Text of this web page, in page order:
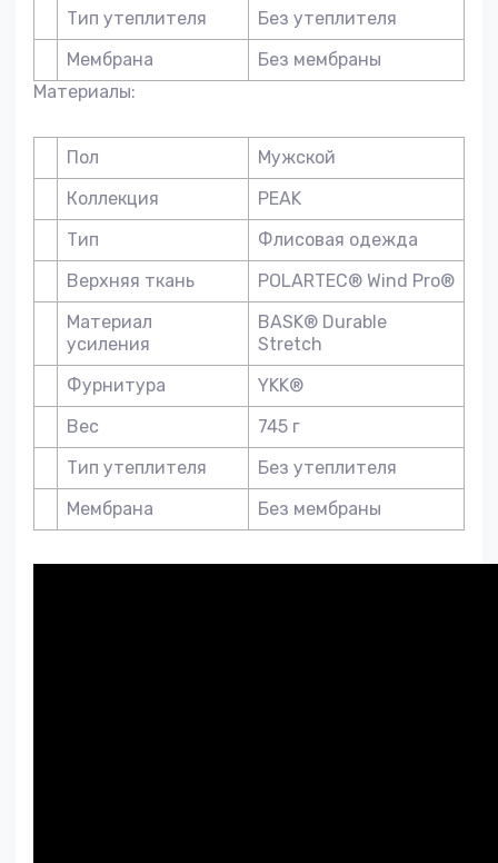
Тип утеплителя
Без утеплителя
Мембрана
Без мембраны
Материалы:
Пол
Мужской
Коллекция
PEAK
Тип
Флисовая одежда
Верхняя ткань
POLARTEC® Wind Pro®
Материал
усиления
BASK® Durable
Stretch
Фурнитура
YKK®
Вес
745 г
Тип утеплителя
Без утеплителя
Мембрана
Без мембраны